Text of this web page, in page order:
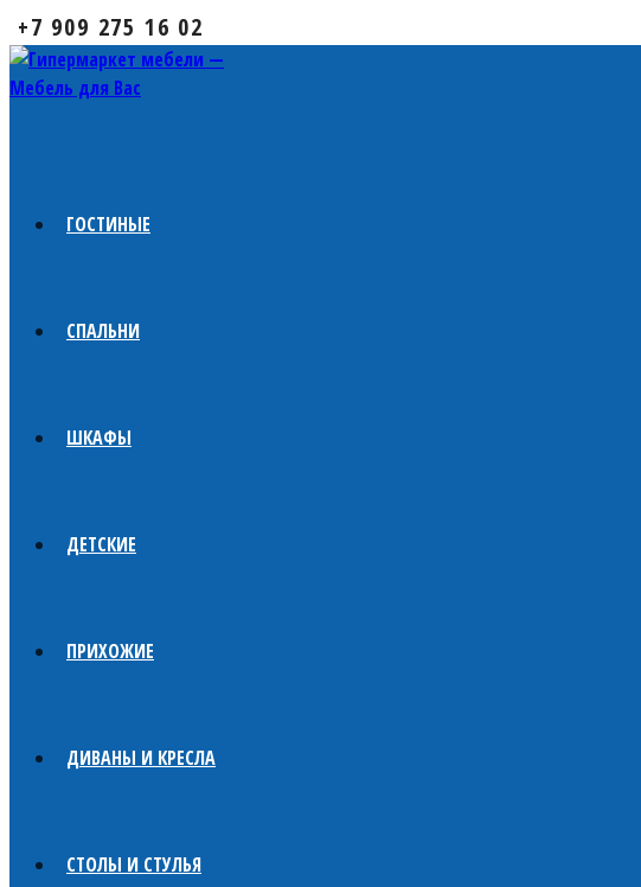
+7 909 275 16 02
ГОСТИНЫЕ
СПАЛЬНИ
ШКАФЫ
ДЕТСКИЕ
ПРИХОЖИЕ
ДИВАНЫ И КРЕСЛА
СТОЛЫ И СТУЛЬЯ